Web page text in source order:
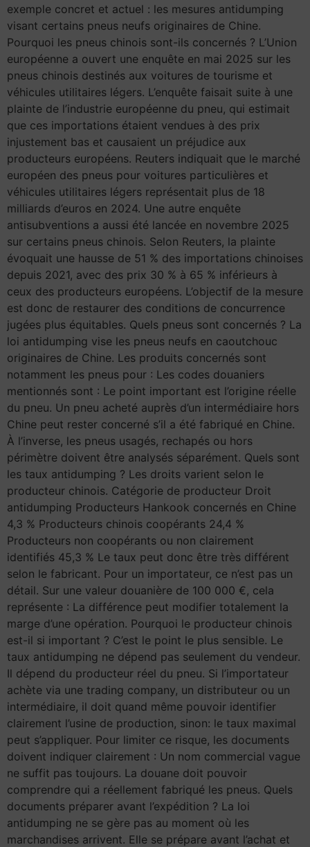
exemple concret et actuel : les mesures antidumping
visant certains pneus neufs originaires de Chine.
Pourquoi les pneus chinois sont-ils concernés ? L’Union
européenne a ouvert une enquête en mai 2025 sur les
pneus chinois destinés aux voitures de tourisme et
véhicules utilitaires légers. L’enquête faisait suite à une
plainte de l’industrie européenne du pneu, qui estimait
que ces importations étaient vendues à des prix
injustement bas et causaient un préjudice aux
producteurs européens. Reuters indiquait que le marché
européen des pneus pour voitures particulières et
véhicules utilitaires légers représentait plus de 18
milliards d’euros en 2024. Une autre enquête
antisubventions a aussi été lancée en novembre 2025
sur certains pneus chinois. Selon Reuters, la plainte
évoquait une hausse de 51 % des importations chinoises
depuis 2021, avec des prix 30 % à 65 % inférieurs à
ceux des producteurs européens. L’objectif de la mesure
est donc de restaurer des conditions de concurrence
jugées plus équitables. Quels pneus sont concernés ? La
loi antidumping vise les pneus neufs en caoutchouc
originaires de Chine. Les produits concernés sont
notamment les pneus pour : Les codes douaniers
mentionnés sont : Le point important est l’origine réelle
du pneu. Un pneu acheté auprès d’un intermédiaire hors
Chine peut rester concerné s’il a été fabriqué en Chine.
À l’inverse, les pneus usagés, rechapés ou hors
périmètre doivent être analysés séparément. Quels sont
les taux antidumping ? Les droits varient selon le
producteur chinois. Catégorie de producteur Droit
antidumping Producteurs Hankook concernés en Chine
4,3 % Producteurs chinois coopérants 24,4 %
Producteurs non coopérants ou non clairement
identifiés 45,3 % Le taux peut donc être très différent
selon le fabricant. Pour un importateur, ce n’est pas un
détail. Sur une valeur douanière de 100 000 €, cela
représente : La différence peut modifier totalement la
marge d’une opération. Pourquoi le producteur chinois
est-il si important ? C’est le point le plus sensible. Le
taux antidumping ne dépend pas seulement du vendeur.
Il dépend du producteur réel du pneu. Si l’importateur
achète via une trading company, un distributeur ou un
intermédiaire, il doit quand même pouvoir identifier
clairement l’usine de production, sinon: le taux maximal
peut s’appliquer. Pour limiter ce risque, les documents
doivent indiquer clairement : Un nom commercial vague
ne suffit pas toujours. La douane doit pouvoir
comprendre qui a réellement fabriqué les pneus. Quels
documents préparer avant l’expédition ? La loi
antidumping ne se gère pas au moment où les
marchandises arrivent. Elle se prépare avant l’achat et